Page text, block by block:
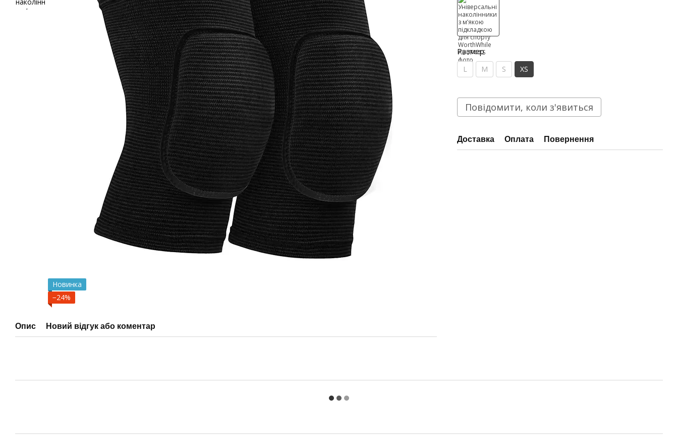
Новинка
−24%
Опис Новий відгук або коментар
Размер
L M S XS
Повідомити, коли з'явиться
Доставка Оплата Повернення